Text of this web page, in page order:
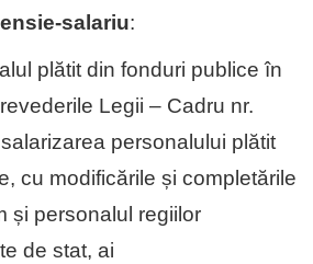
salariu:
plătit din fonduri publice în
Legii – Cadru nr.
personalului plătit
cu modificările și completările
și personalul regiilor
de stat, ai